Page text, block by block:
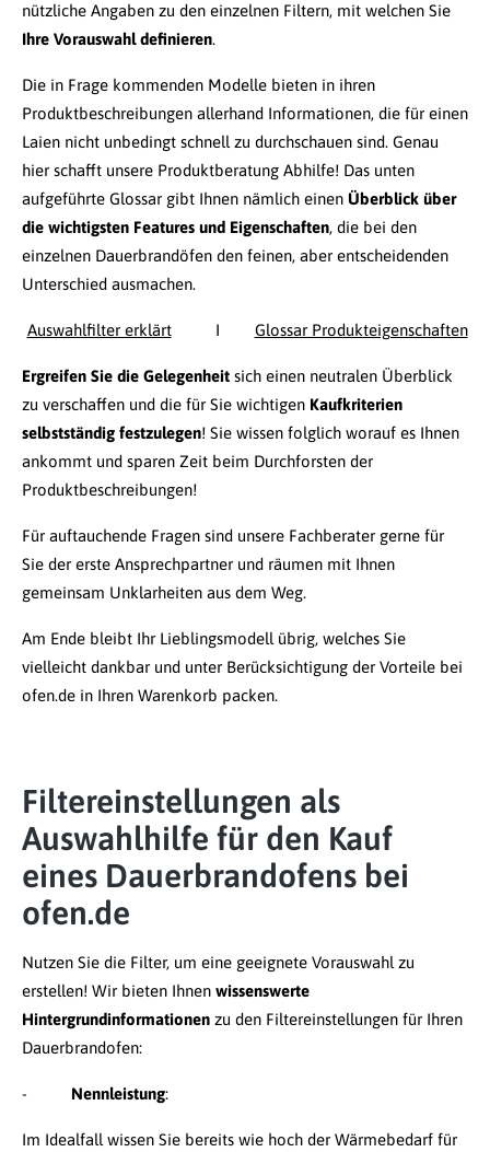
nützliche Angaben zu den einzelnen Filtern, mit welchen Sie
Ihre Vorauswahl definieren.
Die in Frage kommenden Modelle bieten in ihren
Produktbeschreibungen allerhand Informationen, die für einen
Laien nicht unbedingt schnell zu durchschauen sind. Genau
hier schafft unsere Produktberatung Abhilfe! Das unten
aufgeführte Glossar gibt Ihnen nämlich einen Überblick über
die wichtigsten Features und Eigenschaften, die bei den
einzelnen Dauerbrandöfen den feinen, aber entscheidenden
Unterschied ausmachen.
Auswahlfilter erklärtI Glossar Produkteigenschaften
Ergreifen Sie die Gelegenheit sich einen neutralen Überblick
zu verschaffen und die für Sie wichtigen Kaufkriterien
selbstständig festzulegen! Sie wissen folglich worauf es Ihnen
ankommt und sparen Zeit beim Durchforsten der
Produktbeschreibungen!
Für auftauchende Fragen sind unsere Fachberater gerne für
Sie der erste Ansprechpartner und räumen mit Ihnen
gemeinsam Unklarheiten aus dem Weg.
Am Ende bleibt Ihr Lieblingsmodell übrig, welches Sie
vielleicht dankbar und unter Berücksichtigung der Vorteile bei
ofen.de in Ihren Warenkorb packen.
Filtereinstellungen als
Auswahlhilfe für den Kauf
eines Dauerbrandofens bei
ofen.de
Nutzen Sie die Filter, um eine geeignete Vorauswahl zu
erstellen! Wir bieten Ihnen wissenswerte
Hintergrundinformationen zu den Filtereinstellungen für Ihren
Dauerbrandofen:
- Nennleistung:
Im Idealfall wissen Sie bereits wie hoch der Wärmebedarf für